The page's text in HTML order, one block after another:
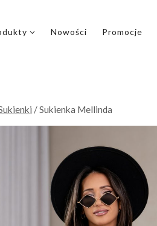
Nowości Promocje
/Sukienka Mellinda